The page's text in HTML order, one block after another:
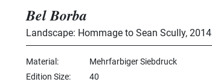
Bel Borba
Landscape: Hommage to Sean Scully, 2014
Material
Mehrfarbiger Siebdruck
Edition Size
40